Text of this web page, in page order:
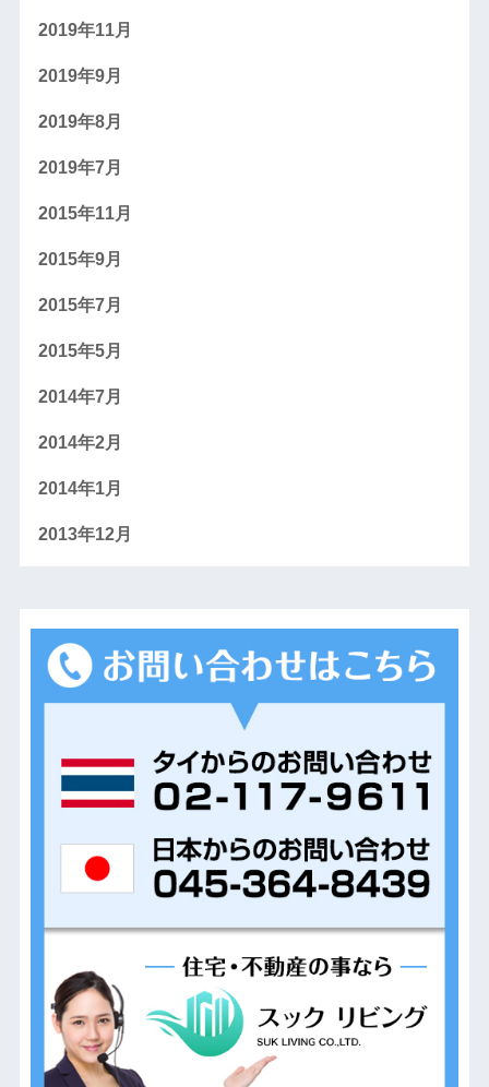
2019年11月
2019年9月
2019年8月
2019年7月
2015年11月
2015年9月
2015年7月
2015年5月
2014年7月
2014年2月
2014年1月
2013年12月